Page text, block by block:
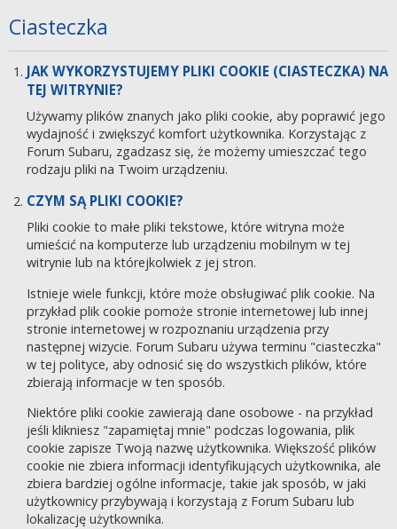
Ciasteczka
JAK WYKORZYSTUJEMY PLIKI COOKIE (CIASTECZKA) NA
TEJ WITRYNIE?
Używamy plików znanych jako pliki cookie, aby poprawić jego
wydajność i zwiększyć komfort użytkownika. Korzystając z
Forum Subaru, zgadzasz się, że możemy umieszczać tego
rodzaju pliki na Twoim urządzeniu.
CZYM SĄ PLIKI COOKIE?
Pliki cookie to małe pliki tekstowe, które witryna może
umieścić na komputerze lub urządzeniu mobilnym w tej
witrynie lub na którejkolwiek z jej stron.
Istnieje wiele funkcji, które może obsługiwać plik cookie. Na
przykład plik cookie pomoże stronie internetowej lub innej
stronie internetowej w rozpoznaniu urządzenia przy
następnej wizycie. Forum Subaru używa terminu "ciasteczka"
w tej polityce, aby odnosić się do wszystkich plików, które
zbierają informacje w ten sposób.
Niektóre pliki cookie zawierają dane osobowe - na przykład
jeśli klikniesz "zapamiętaj mnie" podczas logowania, plik
cookie zapisze Twoją nazwę użytkownika. Większość plików
cookie nie zbiera informacji identyfikujących użytkownika, ale
zbiera bardziej ogólne informacje, takie jak sposób, w jaki
użytkownicy przybywają i korzystają z Forum Subaru lub
lokalizację użytkownika.